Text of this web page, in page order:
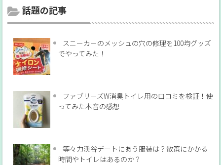
話題の記事
スニーカーのメッシュの穴の修理を100均グッズ
でやってみた！
ファブリーズW消臭トイレ用の口コミを検証！使
ってみた本音の感想
等々力渓谷デートにあう服装は？散策にかかる
時間やトイレはあるのか？